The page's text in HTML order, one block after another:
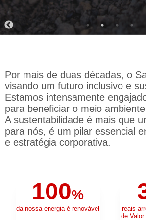
Por mais de duas décadas, o
visando um futuro inclusivo e
Estamos intensamente
para beneficiar o meio
A sustentabilidade é mais que
para nós, é um pilar essencial
e estratégia corporativa.
100%
da nossa energia é renovável
reais
de